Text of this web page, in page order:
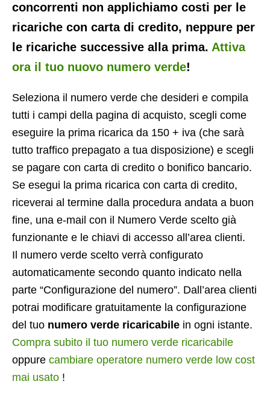
concorrenti non applichiamo costi per le
ricariche con carta di credito, neppure per
le ricariche successive alla prima. Attiva
ora il tuo nuovo numero verde!
Seleziona il numero verde che desideri e compila
tutti i campi della pagina di acquisto, scegli come
eseguire la prima ricarica da 150 + iva (che sarà
tutto traffico prepagato a tua disposizione) e scegli
se pagare con carta di credito o bonifico bancario.
Se esegui la prima ricarica con carta di credito,
riceverai al termine dalla procedura andata a buon
fine, una e-mail con il Numero Verde scelto già
funzionante e le chiavi di accesso all’area clienti.
Il numero verde scelto verrà configurato
automaticamente secondo quanto indicato nella
parte “Configurazione del numero”. Dall’area clienti
potrai modificare gratuitamente la configurazione
del tuo numero verde ricaricabile in ogni istante.
Compra subito il tuo numero verde ricaricabile
oppure cambiare operatore numero verde low cost
mai usato !